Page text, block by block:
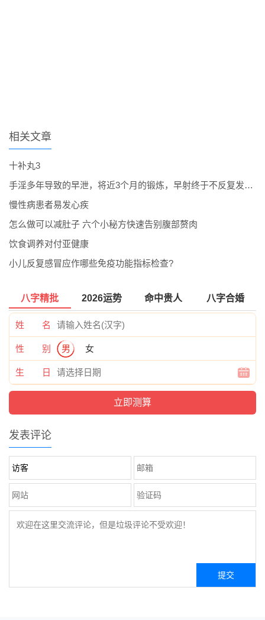
相关文章
十补丸3
手淫多年导致的早泄，将近3个月的锻炼，早射终于不反复发作了。
慢性病患者易发心疾
怎么做可以减肚子 六个小秘方快速告别腹部赘肉
饮食调养对付亚健康
小儿反复感冒应作哪些免疫功能指标检查?
八字精批 2026运势 命中贵人 八字合婚
姓 名
性 别 男 女
生 日
发表评论